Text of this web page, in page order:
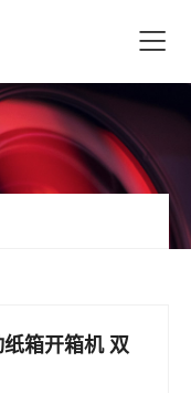
箱开箱机 双